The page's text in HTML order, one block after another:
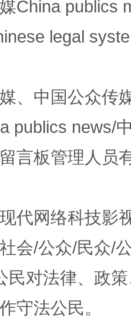
白藏房 除
China publics
legal
、中国公众传
publics news/
言板管理人员
代网络科技影
会/公众/民众/
民对法律、政
守法公民。